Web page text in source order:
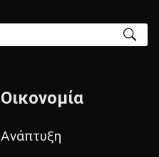
Οικονομία
Ανάπτυξη